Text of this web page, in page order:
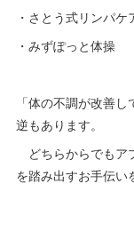
・さとう式リンパケ
・みずぽっと体操
「体の不調が改善
逆もあります。
どちらからでもア
を踏み出すお手伝い